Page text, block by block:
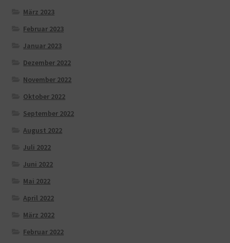
März 2023
Februar 2023
Januar 2023
Dezember 2022
November 2022
Oktober 2022
September 2022
August 2022
Juli 2022
Juni 2022
Mai 2022
April 2022
März 2022
Februar 2022